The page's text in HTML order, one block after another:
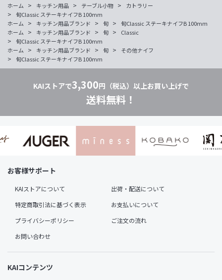
ホーム > キッチン用品 > テーブル小物 > カトラリー
>
旬Classic ステーキナイフB 100mm
ホーム
> キッチン用品ブランド > 旬 >
旬Classic ステーキナイフB 100mm
ホーム
> キッチン用品ブランド > 旬 > Classic
>
旬Classic ステーキナイフB 100mm
ホーム
> キッチン用品ブランド > 旬 > その他ナイフ
> 旬Classic ステーキナイフB 100mm
KAIストアで3,300円（税込）以上お買い上げで
送料無料！
お客様サポート
KAIストアについて
出荷・配送について
特定商取引法に基づく表示
お支払いについて
プライバシーポリシー
ご注文の流れ
お問い合わせ
KAIコンテンツ